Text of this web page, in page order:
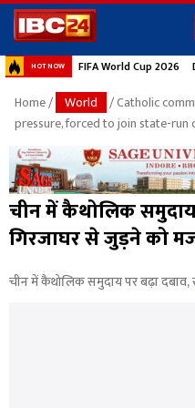
HOT NOW FIFA World Cup 2026
Home/ World
/ Catholic
pressure, forced to join state-run
चीन में कैथोलिक समुदाय
गिरजाघर से जुड़ने को
चीन में कैथोलिक समुदाय पर बढ़ा दबाव,